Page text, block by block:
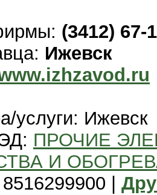
(3412) 67-
Ижевск
услуги: Ижевск
ПРОЧИЕ
И
|